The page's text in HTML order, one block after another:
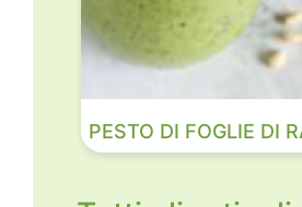
PESTO DI FOGLIE DI